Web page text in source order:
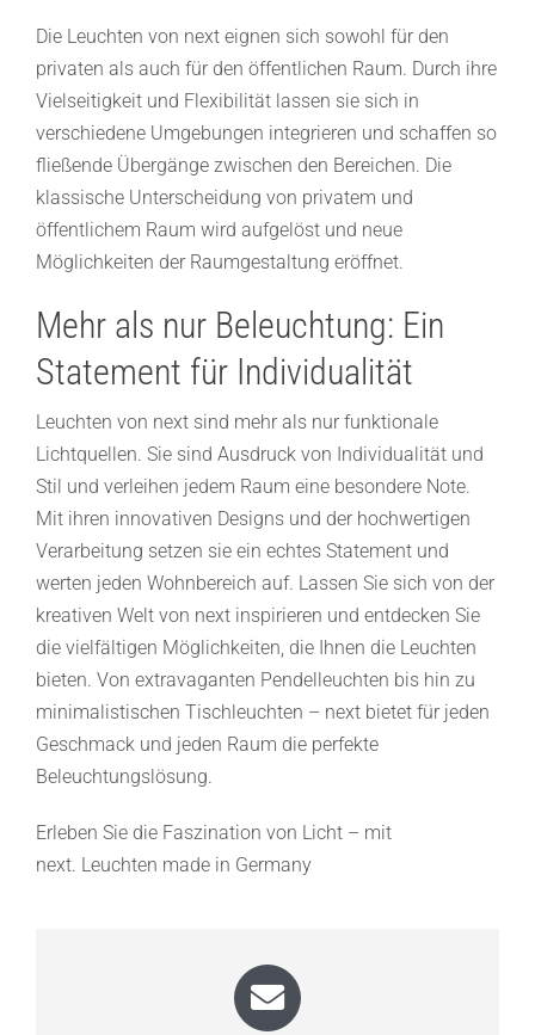
Die Leuchten von next eignen sich sowohl für den
privaten als auch für den öffentlichen Raum. Durch ihre
Vielseitigkeit und Flexibilität lassen sie sich in
verschiedene Umgebungen integrieren und schaffen so
fließende Übergänge zwischen den Bereichen. Die
klassische Unterscheidung von privatem und
öffentlichem Raum wird aufgelöst und neue
Möglichkeiten der Raumgestaltung eröffnet.
Mehr als nur Beleuchtung: Ein
Statement für Individualität
Leuchten von next sind mehr als nur funktionale
Lichtquellen. Sie sind Ausdruck von Individualität und
Stil und verleihen jedem Raum eine besondere Note.
Mit ihren innovativen Designs und der hochwertigen
Verarbeitung setzen sie ein echtes Statement und
werten jeden Wohnbereich auf. Lassen Sie sich von der
kreativen Welt von next inspirieren und entdecken Sie
die vielfältigen Möglichkeiten, die Ihnen die Leuchten
bieten. Von extravaganten Pendelleuchten bis hin zu
minimalistischen Tischleuchten – next bietet für jeden
Geschmack und jeden Raum die perfekte
Beleuchtungslösung.
Erleben Sie die Faszination von Licht – mit
next. Leuchten made in Germany